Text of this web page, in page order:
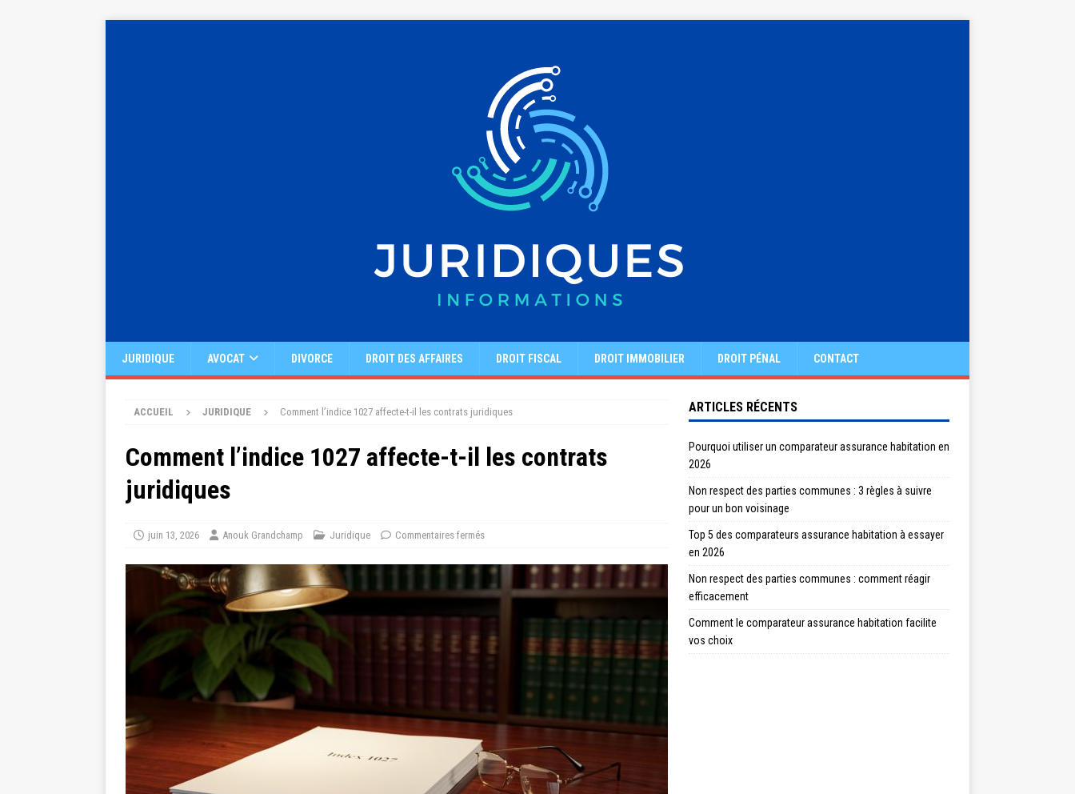
JURIDIQUE AVOCAT DIVORCE DROIT DES AFFAIRES DROIT FISCAL DROIT IMMOBILIER DROIT PÉNAL CONTACT
ACCUEIL JURIDIQUE Comment l’indice 1027 affecte-t-il les contrats juridiques
Comment l’indice 1027 affecte-t-il les contrats
juridiques
juin 13, 2026 Anouk Grandchamp Juridique Commentaires fermés
ARTICLES RÉCENTS
Pourquoi utiliser un comparateur assurance habitation en
2026
Non respect des parties communes : 3 règles à suivre
pour un bon voisinage
Top 5 des comparateurs assurance habitation à essayer
en 2026
Non respect des parties communes : comment réagir
efficacement
Comment le comparateur assurance habitation facilite
vos choix